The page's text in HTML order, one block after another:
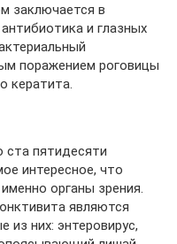
заключается в
и глазных
поражением роговицы
кератита.
ста пятидесяти
интересное, что
органы зрения.
являются
из них: энтеровирус,